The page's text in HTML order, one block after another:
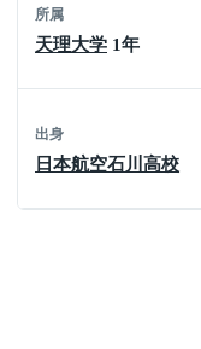
所属
天理大学 1年
出身
日本航空石川高校